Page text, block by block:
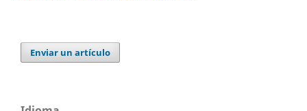
Enviar un artículo